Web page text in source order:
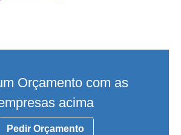
Orçamento com as
acima
Pedir Orçamento